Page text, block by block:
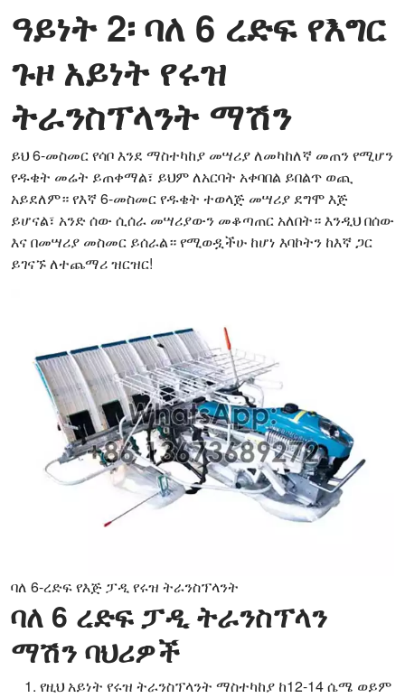
ዓይነት 2፡ ባለ 6 ረድፍ የእግር
ጉዞ አይነት የሩዝ
ትራንስፕላንት ማሽን
ይህ 6-መስመር የሳቦ እንደ ማስተካከያ መሣሪያ ለመካከለኛ መጠን የሚሆን
የዱቄት መሬት ይጠቀማል፣ ይህም ለአርባት አቀባበል ይበልጥ ወጪ
አይደለም። የእኛ 6-መስመር የዱቄት ተወላጅ መሣሪያ ደግሞ እጅ
ይሆናል፣ አንድ ሰው ሲሰራ መሣሪያውን መቆጣጠር አለበት። እንዲህ በሰው
እና በመሣሪያ መስመር ይሰራል። የሚወዷችሁ ከሆነ እባኮትን ከእኛ ጋር
ይገናኙ ለተጨማሪ ዝርዝር!
ባለ 6-ረድፍ የእጅ ፓዲ የሩዝ ትራንስፕላንት
ባለ 6 ረድፍ ፓዲ ትራንስፕላን
ማሽን ባህሪዎች
የዚህ አይነት የሩዝ ትራንስፕላንት ማስተካከያ ከ12-14 ሴሜ ወይም